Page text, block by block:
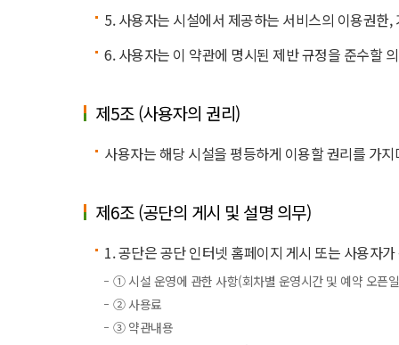
5. 사용자는 시설에서 제공하는 서비스의 이용권한
6. 사용자는 이 약관에 명시된 제반 규정을 준수할
제5조 (사용자의 권리)
사용자는 해당 시설을 평등하게 이용할 권리를 가
제6조 (공단의 게시 및 설명 의무)
1. 공단은 공단 인터넷 홈페이지 게시 또는 사용자
① 시설 운영에 관한 사항(회차별 운영시간 및 예약 오픈
② 사용료
③ 약관내용